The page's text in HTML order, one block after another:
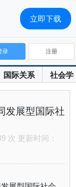
国际关系 社会学
录 注册
发展型国际社
次 更新时间：
立即下载